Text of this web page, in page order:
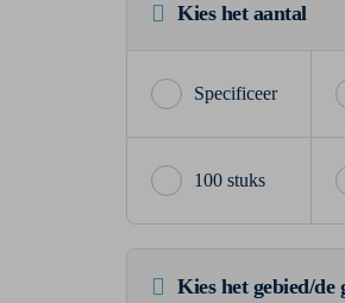
Kies het aantal
100 stuks
Kies het gebied/de